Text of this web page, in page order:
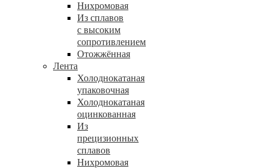
Нихромовая
Из сплавов
с высоким
сопротивлением
Отожжённая
Лента
Холоднокатаная
упаковочная
Холоднокатаная
оцинкованная
Из
прецизионных
сплавов
Нихромовая